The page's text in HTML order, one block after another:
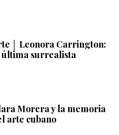
│ Leonora Carrington:
última surrealista
Morera y la memoria
arte cubano